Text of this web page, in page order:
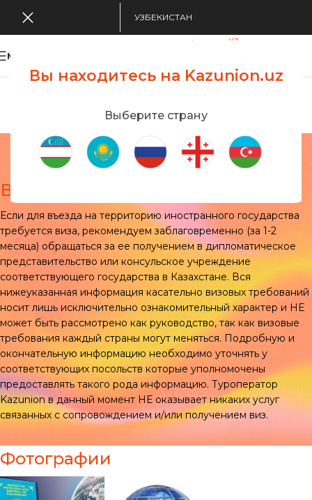
Вы находитесь на Kazunion.uz
Выберите страну
УЗБЕКИСТАН
MENU
Визы
Главная Визы
Визы
Если для въезда на территорию иностранного государства
требуется виза, рекомендуем заблаговременно (за 1-2
месяца) обращаться за ее получением в дипломатическое
представительство или консульское учреждение
соответствующего государства в Казахстане. Вся
нижеуказанная информация касательно визовых требований
носит лишь исключительно ознакомительный характер и НЕ
может быть рассмотрено как руководство, так как визовые
требования каждый страны могут меняться. Подробную и
окончательную информацию необходимо уточнять у
соответствующих посольств которые уполномочены
предоставлять такого рода информацию. Туроператор
Kazunion в данный момент НЕ оказывает никаких услуг
связанных с сопровождением и/или получением виз.
Фотографии